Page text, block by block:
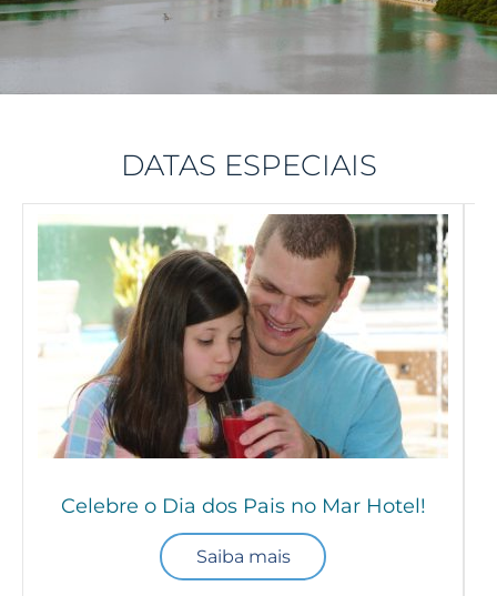
DATAS ESPECIAIS
Celebre o Dia dos Pais no Mar Hotel!
Saiba mais